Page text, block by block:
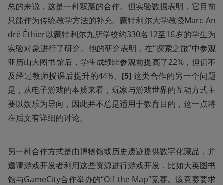
总的来说，这是一种双赢的合作。但实验数据表明，它目前
只能作为传统教学方法的补充。蒙特利尔大学教授Marc-An
dré Éthier以蒙特利尔九所学校约330名12至16岁的学生为
实验对象进行了研究。他的研究表明，在“探索之旅”中参观
亚历山大图书馆后，学生成绩比参观前提高了22%，但仍不
及经过教师授课后提升的44%。 [5] 这类合作的另一个问题
是，从电子游戏的本质来看，玩家与游戏世界的互动方式主
要以娱乐为导向，因此并不总是适用于教育目的，这一点将
在后文有详细的讨论。
另一种合作方式是由博物馆或历史遗迹提供数字化藏品，并
邀请游戏开发者利用这些资源进行游戏开发，比如大英图书
馆与GameCity合作举办的“Off the Map”竞赛。该竞赛要求